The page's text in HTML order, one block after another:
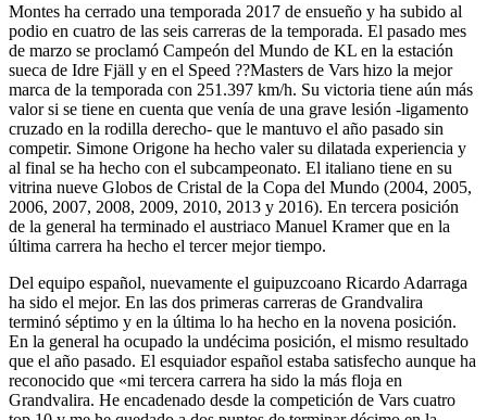
Montes ha cerrado una temporada 2017 de ensueño y ha subido al
podio en cuatro de las seis carreras de la temporada. El pasado mes
de marzo se proclamó Campeón del Mundo de KL en la estación
sueca de Idre Fjäll y en el Speed ??Masters de Vars hizo la mejor
marca de la temporada con 251.397 km/h. Su victoria tiene aún más
valor si se tiene en cuenta que venía de una grave lesión -ligamento
cruzado en la rodilla derecho- que le mantuvo el año pasado sin
competir. Simone Origone ha hecho valer su dilatada experiencia y
al final se ha hecho con el subcampeonato. El italiano tiene en su
vitrina nueve Globos de Cristal de la Copa del Mundo (2004, 2005,
2006, 2007, 2008, 2009, 2010, 2013 y 2016). En tercera posición
de la general ha terminado el austriaco Manuel Kramer que en la
última carrera ha hecho el tercer mejor tiempo.
Del equipo español, nuevamente el guipuzcoano Ricardo Adarraga
ha sido el mejor. En las dos primeras carreras de Grandvalira
terminó séptimo y en la última lo ha hecho en la novena posición.
En la general ha ocupado la undécima posición, el mismo resultado
que el año pasado. El esquiador español estaba satisfecho aunque ha
reconocido que «mi tercera carrera ha sido la más floja en
Grandvalira. He encadenado desde la competición de Vars cuatro